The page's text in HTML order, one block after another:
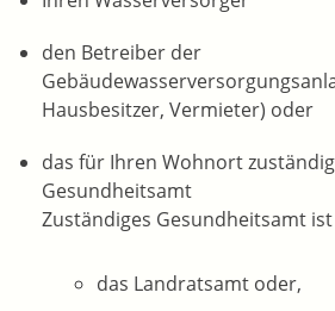
den Betreiber der
Hausbesitzer, Vermieter) oder
das für Ihren Wohnort
Gesundheitsamt
Zuständiges Gesundheitsamt
das Landratsamt oder,